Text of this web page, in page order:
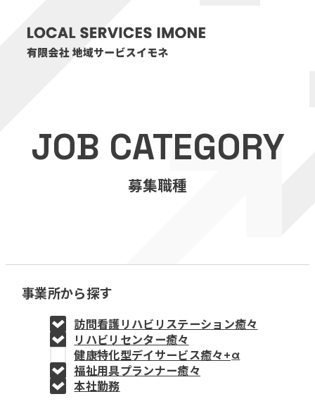
医療・介護事業
訪問看護リハビリステーション癒々
福祉用具プランナー癒々
教育事業
姫路中央こども園
姫路中央保育園
JOB CATEGORY
募集職種
事業所から探す
訪問看護リハビリステーション癒々
リハビリセンター癒々
健康特化型デイサービス癒々+α
福祉用具プランナー癒々
本社勤務